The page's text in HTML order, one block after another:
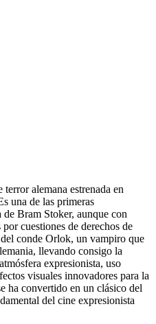
alemana estrenada en
una de las primeras
Bram Stoker, aunque con
cuestiones de derechos de
conde Orlok, un vampiro que
llevando consigo la
expresionista, uso
visuales innovadores para la
ha convertido en un clásico del
del cine expresionista